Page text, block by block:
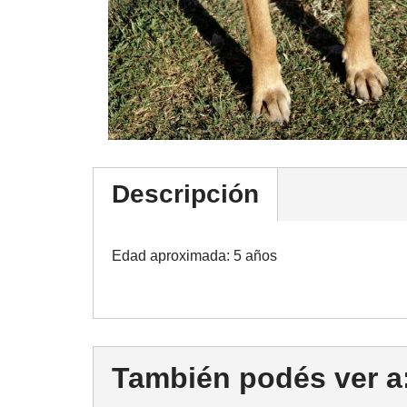
Descripción
Edad aproximada: 5 años
También podés ver